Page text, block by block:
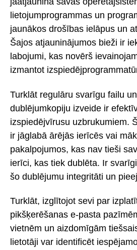
lietojumprogrammas un
jaunākos drošības ielāpus un
Šajos atjauninājumos bieži ir
labojumi, kas novērš
izmantot
Turklāt regulāru svarīgu failu
dublējumkopiju izveide ir
izspiedējvīrusu uzbrukumiem.
ir jāglabā ārējās ierīcēs vai
pakalpojumos, kas nav tieši
ierīci, kas tiek dublēta. Ir
šo dublējumu integritāti un
Turklāt, izglītojot sevi par
pikšķerēšanas e-pasta
vietnēm un aizdomīgām
lietotāji var identificēt